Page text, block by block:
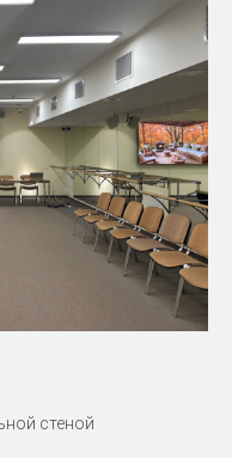
стеной